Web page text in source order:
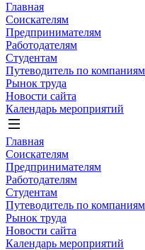
Главная
Соискателям
Предпринимателям
Работодателям
Студентам
Путеводитель по компаниям
Рынок труда
Новости сайта
Календарь мероприятий
Главная
Соискателям
Предпринимателям
Работодателям
Студентам
Путеводитель по компаниям
Рынок труда
Новости сайта
Календарь мероприятий